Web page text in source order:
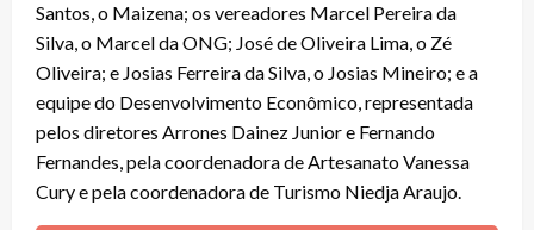
Santos, o Maizena; os vereadores Marcel Pereira da
Silva, o Marcel da ONG; José de Oliveira Lima, o Zé
Oliveira; e Josias Ferreira da Silva, o Josias Mineiro; e a
equipe do Desenvolvimento Econômico, representada
pelos diretores Arrones Dainez Junior e Fernando
Fernandes, pela coordenadora de Artesanato Vanessa
Cury e pela coordenadora de Turismo Niedja Araujo.